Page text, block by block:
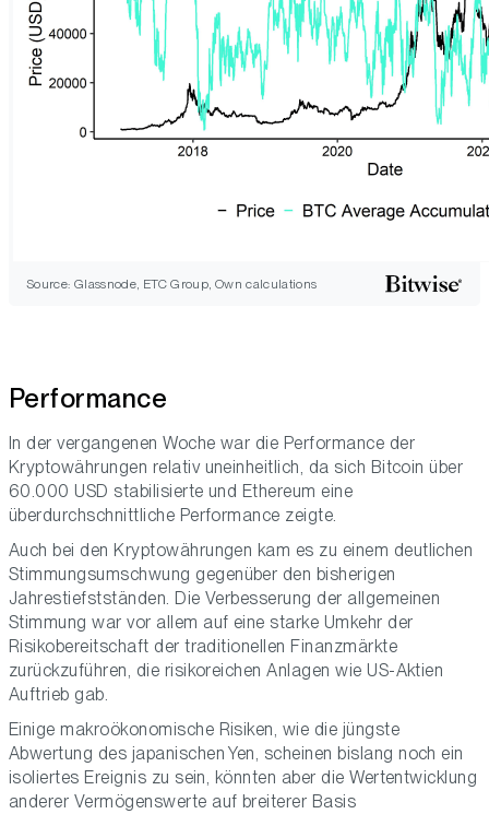
Source: Glassnode, ETC Group, Own calculations
Performance
In der vergangenen Woche war die Performance der
Kryptowährungen relativ uneinheitlich, da sich Bitcoin über
60.000 USD stabilisierte und Ethereum eine
überdurchschnittliche Performance zeigte.
Auch bei den Kryptowährungen kam es zu einem deutlichen
Stimmungsumschwung gegenüber den bisherigen
Jahrestiefstständen. Die Verbesserung der allgemeinen
Stimmung war vor allem auf eine starke Umkehr der
Risikobereitschaft der traditionellen Finanzmärkte
zurückzuführen, die risikoreichen Anlagen wie US-Aktien
Auftrieb gab.
Einige makroökonomische Risiken, wie die jüngste
Abwertung des japanischen Yen, scheinen bislang noch ein
isoliertes Ereignis zu sein, könnten aber die Wertentwicklung
anderer Vermögenswerte auf breiterer Basis